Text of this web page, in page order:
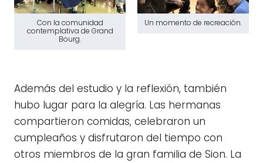
Con la comunidad
contemplativa de Grand
Bourg.
Un momento de recreación.
Además del estudio y la reflexión, también
hubo lugar para la alegría. Las hermanas
compartieron comidas, celebraron un
cumpleaños y disfrutaron del tiempo con
otros miembros de la gran familia de Sion. La